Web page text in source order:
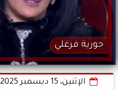
حورية فرغلي
الإثنين، 15 ديسمبر 2025